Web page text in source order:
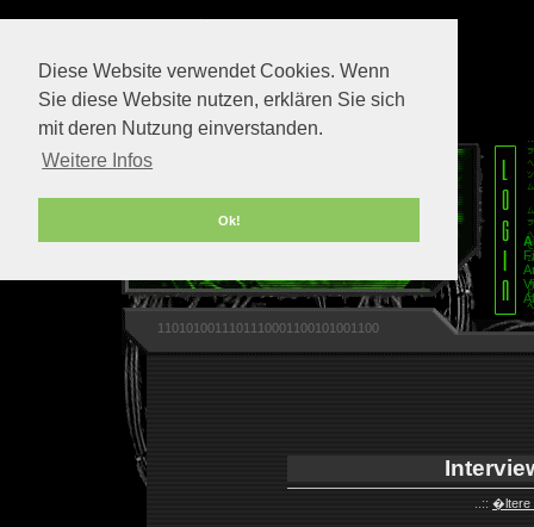
Diese Website verwendet Cookies. Wenn
Sie diese Website nutzen, erklären Sie sich
mit deren Nutzung einverstanden.
Weitere Infos
Ok!
1101010011101110001100101001100
..:: �ltere